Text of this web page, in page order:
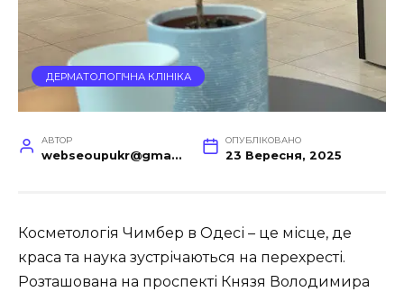
ДЕРМАТОЛОГІЧНА КЛІНІКА
АВТОР
webseoupukr@gmail.com
ОПУБЛІКОВАНО
23 Вересня, 2025
Косметологія Чимбер в Одесі – це місце, де
краса та наука зустрічаються на перехресті.
Розташована на проспекті Князя Володимира